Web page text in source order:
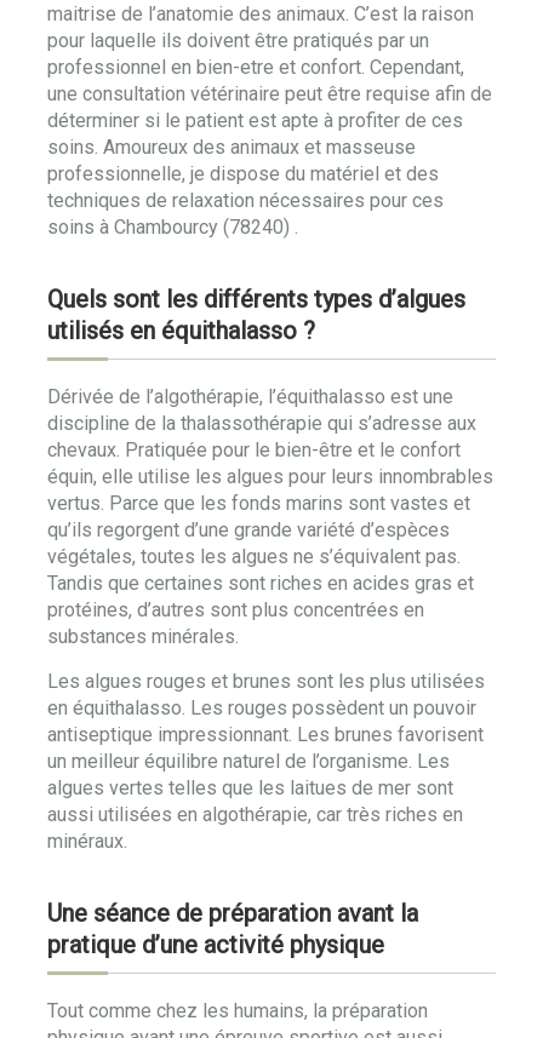
maitrise de l’anatomie des animaux. C’est la raison
pour laquelle ils doivent être pratiqués par un
professionnel en bien-etre et confort. Cependant,
une consultation vétérinaire peut être requise afin de
déterminer si le patient est apte à profiter de ces
soins. Amoureux des animaux et masseuse
professionnelle, je dispose du matériel et des
techniques de relaxation nécessaires pour ces
soins à Chambourcy (78240) .
Quels sont les différents types d’algues
utilisés en équithalasso ?
Dérivée de l’algothérapie, l’équithalasso est une
discipline de la thalassothérapie qui s’adresse aux
chevaux. Pratiquée pour le bien-être et le confort
équin, elle utilise les algues pour leurs innombrables
vertus. Parce que les fonds marins sont vastes et
qu’ils regorgent d’une grande variété d’espèces
végétales, toutes les algues ne s’équivalent pas.
Tandis que certaines sont riches en acides gras et
protéines, d’autres sont plus concentrées en
substances minérales.
Les algues rouges et brunes sont les plus utilisées
en équithalasso. Les rouges possèdent un pouvoir
antiseptique impressionnant. Les brunes favorisent
un meilleur équilibre naturel de l’organisme. Les
algues vertes telles que les laitues de mer sont
aussi utilisées en algothérapie, car très riches en
minéraux.
Une séance de préparation avant la
pratique d’une activité physique
Tout comme chez les humains, la préparation